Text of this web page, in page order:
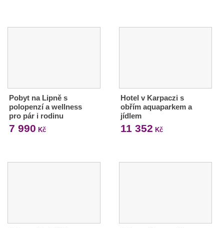
Pobyt na Lipně s
polopenzí a wellness
pro pár i rodinu
7 990 Kč
Hotel v Karpaczi s
obřím aquaparkem a
jídlem
11 352 Kč